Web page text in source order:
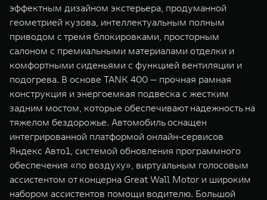
эффектным дизайном экстерьера, продуманной
геометрией кузова, интеллектуальным полным
приводом с тремя блокировками, просторным
салоном с премиальными материалами отделки и
комфортными сиденьями с функцией вентиляции и
подогрева. В основе TANK 400 — прочная рамная
конструкция и энергоемкая подвеска с жестким
задним мостом, которые обеспечивают надежность на
тяжелом бездорожье. Автомобиль оснащен
интегрированной платформой онлайн-сервисов
Яндекс Авто1, системой обновления программного
обеспечения «по воздуху», виртуальным голосовым
ассистентом от концерна Great Wall Motor и широким
набором ассистентов помощи водителю. Большой